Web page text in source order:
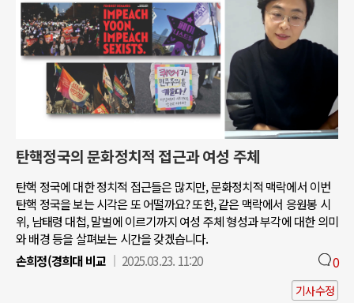
탄핵정국의 문화정치적 접근과 여성 주체
탄핵 정국에 대한 정치적 접근들은 많지만, 문화정치적 맥락에서 이번
탄핵 정국을 보는 시각은 또 어떨까요? 또한, 같은 맥락에서 응원봉 시
위, 남태령 대첩, 말벌에 이르기까지 여성 주체 형성과 부각에 대한 의미
와 배경 등을 살펴보는 시간을 갖겠습니다.
손희정(경희대 비교
2025.03.23. 11:20 0
기사수정